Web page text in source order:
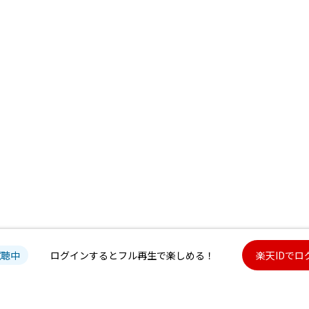
中 ログインするとフル再生で楽しめる！ 楽天IDでロ